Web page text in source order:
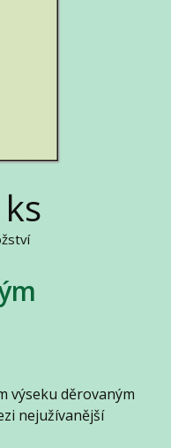
ks
výseku děrovaným
nejužívanější